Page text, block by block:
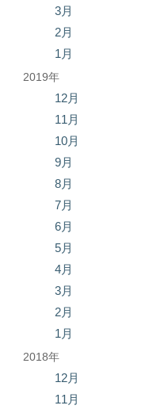
3月
2月
1月
2019年
12月
11月
10月
9月
8月
7月
6月
5月
4月
3月
2月
1月
2018年
12月
11月